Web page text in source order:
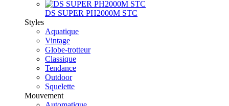
DS SUPER PH2000M STC
Styles
Aquatique
Vintage
Globe-trotteur
Classique
Tendance
Outdoor
Squelette
Mouvement